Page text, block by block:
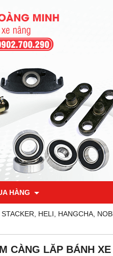
HÀNG
HELI, HANGCHA,
CÀNG LĂP BÁNH